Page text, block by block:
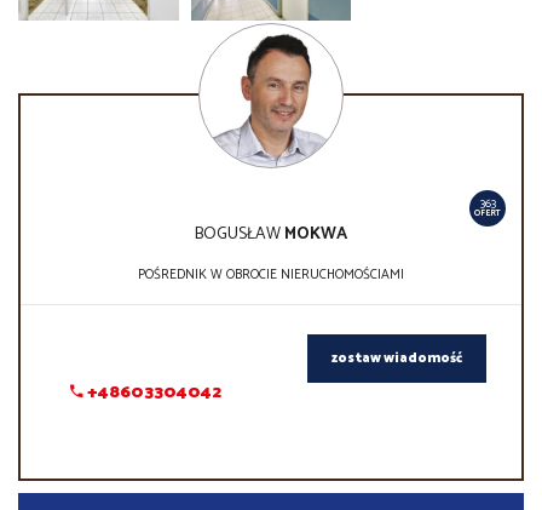
363
OFERT
BOGUSŁAWMOKWA
POŚREDNIK W OBROCIE NIERUCHOMOŚCIAMI
+48603304042
zostaw wiadomość